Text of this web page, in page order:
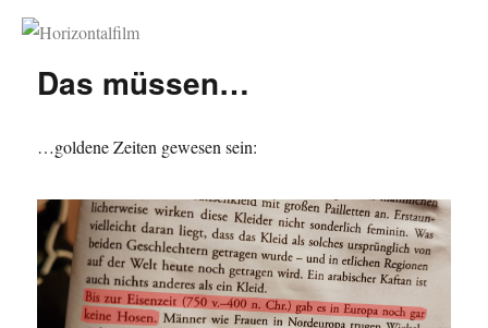
Horizontalfilm
Das müssen…
…goldene Zeiten gewesen sein: